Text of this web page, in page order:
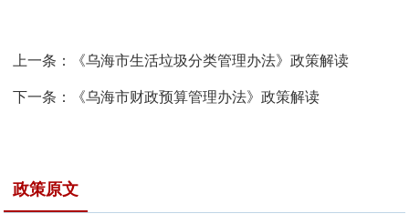
上一条： 《乌海市生活垃圾分类管理办法》政策解读
下一条： 《乌海市财政预算管理办法》政策解读
政策原文